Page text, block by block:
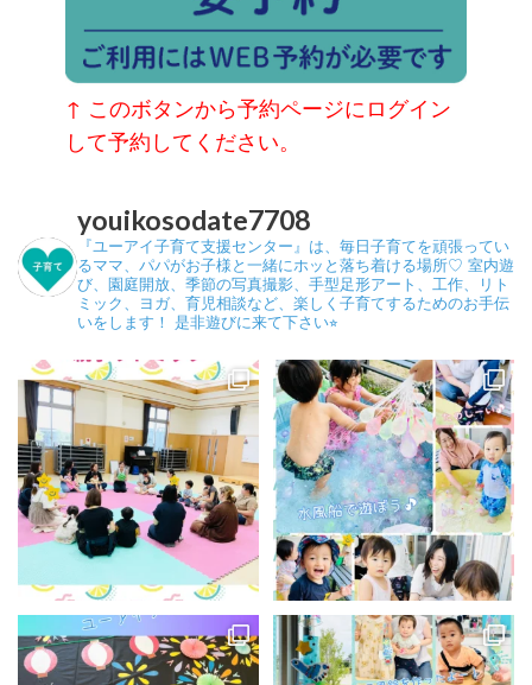
↑ このボタンから予約ページにログイン
して予約してください。
youikosodate7708
『ユーアイ子育て支援センター』は、毎日子育てを頑張ってい
るママ、パパがお子様と一緒にホッと落ち着ける場所♡ 室内遊
び、園庭開放、季節の写真撮影、手型足形アート、工作、リト
ミック、ヨガ、育児相談など、楽しく子育てするためのお手伝
いをします！ 是非遊びに来て下さい⭐︎